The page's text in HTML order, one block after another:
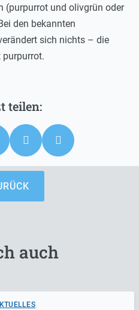
(purpurrot und olivgrün oder
den bekannten
sich nichts – die
purpurrot.
auch